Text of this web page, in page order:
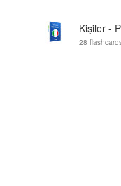
Kişiler -
28